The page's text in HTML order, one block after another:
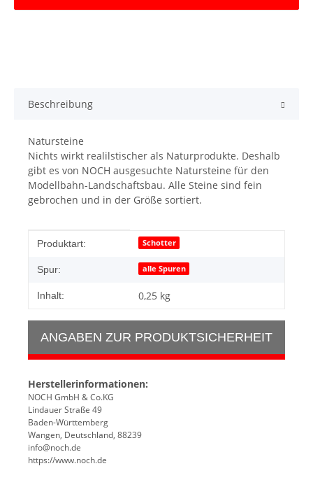
Beschreibung
Natursteine
Nichts wirkt realilstischer als Naturprodukte. Deshalb
gibt es von NOCH ausgesuchte Natursteine für den
Modellbahn-Landschaftsbau. Alle Steine sind fein
gebrochen und in der Größe sortiert.
Produkteigenschaft
Wert
Produktart: Schotter
Spur: alle Spuren
Inhalt: 0,25 kg
ANGABEN ZUR PRODUKTSICHERHEIT
Herstellerinformationen:
NOCH GmbH & Co.KG
Lindauer Straße 49
Baden-Württemberg
Wangen, Deutschland, 88239
info@noch.de
https://www.noch.de